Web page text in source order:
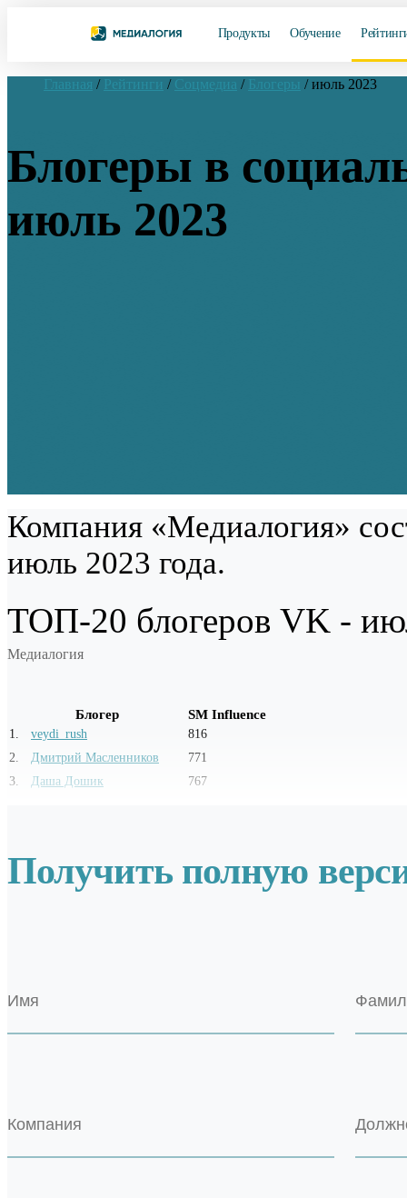
Продукты Обучение
Главная / Рейтинги / Соцмедиа / Блогеры / июль 2023
Блогеры в
июль 2023
Компания «Медиалогия»
июль 2023 года.
ТОП-20 блогеров VK -
Медиалогия
Блогер SM Influence
1 veydi_rush
816
2
Дмитрий Масленников
771
3
Даша Дошик 767
Получить полную